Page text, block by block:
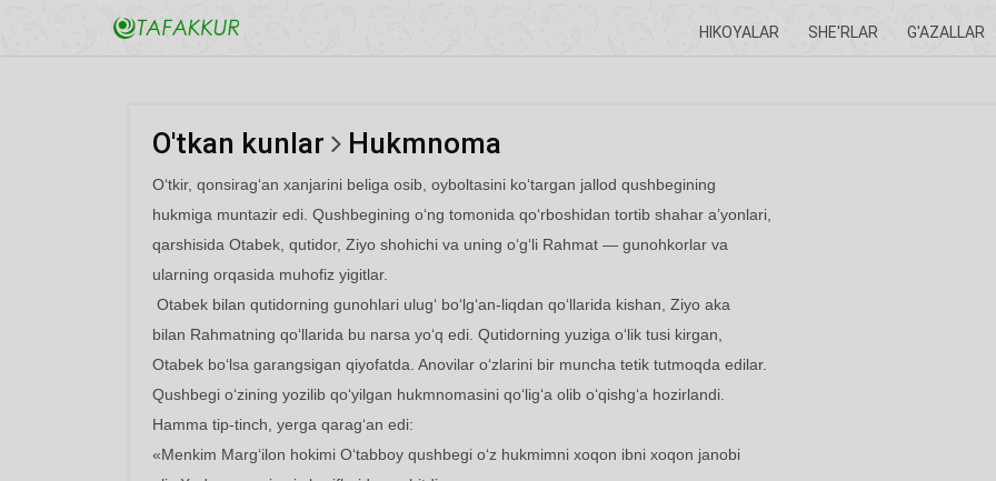
HIKOYALAR SHE'RLAR G'AZALLAR
O'tkan kunlar Hukmnoma
O‘tkir, qonsirag‘an xanjarini beliga osib, oyboltasini ko‘targan jallod qushbegining
hukmiga muntazir edi. Qushbegining o‘ng tomonida qo‘rboshidan tortib shahar a’yonlari,
qarshisida Otabek, qutidor, Ziyo shohichi va uning o‘g‘li Rahmat — gunohkorlar va
ularning orqasida muhofiz yigitlar.
Otabek bilan qutidorning gunohlari ulug‘ bo‘lg‘an-liqdan qo‘llarida kishan, Ziyo aka
bilan Rahmatning qo‘llarida bu narsa yo‘q edi. Qutidorning yuziga o‘lik tusi kirgan,
Otabek bo‘lsa garangsigan qiyofatda. Anovilar o‘zlarini bir muncha tetik tutmoqda edilar.
Qushbegi o‘zining yozilib qo‘yilgan hukmnomasini qo‘lig‘a olib o‘qishg‘a hozirlandi.
Hamma tip-tinch, yerga qarag‘an edi:
«Menkim Marg‘ilon hokimi O‘tabboy qushbegi o‘z hukmimni xoqon ibni xoqon janobi